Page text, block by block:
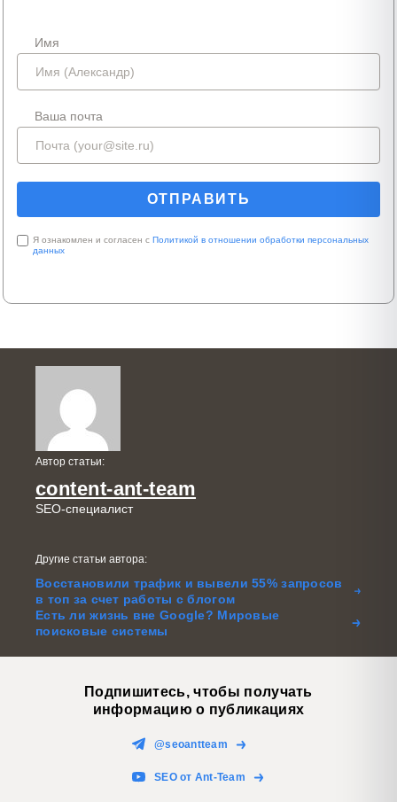
Имя
Ваша почта
Я ознакомлен и согласен с Политикой в отношении обработки персональных
данных
Автор статьи:
content-ant-team
SEO-специалист
Другие статьи автора:
Восстановили трафик и вывели 55% запросов
в топ за счет работы с блогом
Есть ли жизнь вне Google? Мировые
поисковые системы
Подпишитесь, чтобы получать
информацию о публикациях
@seoantteam
SEO от Ant-Team